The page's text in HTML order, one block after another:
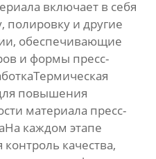
включает в себя
и другие
обеспечивающие
и формы пресс-
повышения
материала пресс-
каждом этапе
качества,